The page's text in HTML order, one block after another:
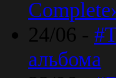
24/06 -
альбома